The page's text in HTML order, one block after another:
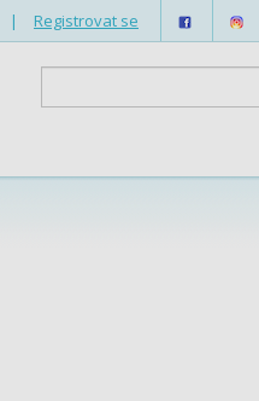
| Registrovat se